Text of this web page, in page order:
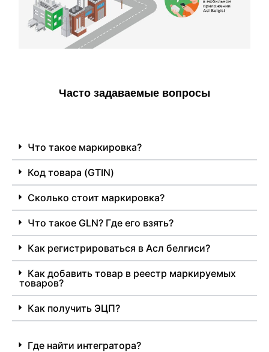
Чаcто задаваемые вопросы
Что такое маркировка?
Код товара (GTIN)
Сколько стоит маркировка?
Что такое GLN? Где его взять?
Как регистрироваться в Асл белгиси?
Как добавить товар в реестр маркируемых
товаров?
Как получить ЭЦП?
Где найти интегратора?